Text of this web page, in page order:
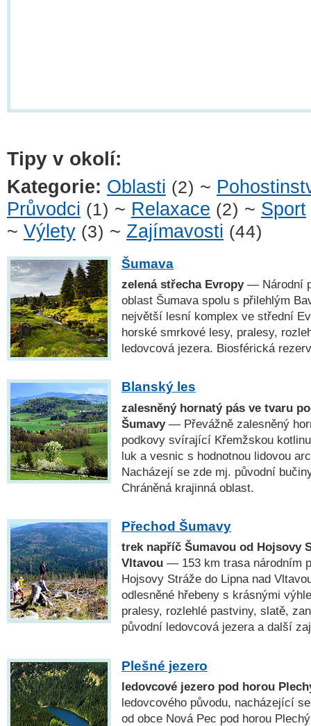
Tipy v okolí:
Kategorie: Oblasti (2) ~
Průvodci (1) ~ Relaxace (2) ~ Sport
~ Výlety (3) ~ Zajímavosti (44)
Šumava
zelená střecha Evropy— Národní
oblast Šumava spolu s přilehlým
největší lesní komplex ve střední
horské smrkové lesy, pralesy,
ledovcová jezera. Biosférická
Blanský les
zalesněný hornatý pás ve tvaru
Šumavy— Převážně zalesněný
podkovy svírající Křemžskou
luk a vesnic s hodnotnou lidovou
Nacházejí se zde mj. původní
Chráněná krajinná oblast.
Přechod Šumavy
trek napříč Šumavou od Hojsovy
Vltavou — 153 km trasa národním
Hojsovy Stráže do Lipna nad
odlesněné hřebeny s krásnými
pralesy, rozlehlé pastviny, slatě,
původní ledovcová jezera a další
Plešné jezero
ledovcové jezero pod horou
ledovcového původu, nacházející
od obce Nová Pec pod horou